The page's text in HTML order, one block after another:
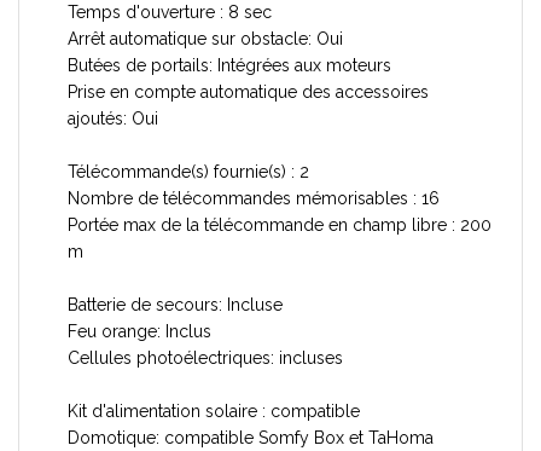
Temps d'ouverture : 8 sec
Arrêt automatique sur obstacle: Oui
Butées de portails: Intégrées aux moteurs
Prise en compte automatique des accessoires
ajoutés: Oui
Télécommande(s) fournie(s) : 2
Nombre de télécommandes mémorisables : 16
Portée max de la télécommande en champ libre : 200
m
Batterie de secours: Incluse
Feu orange: Inclus
Cellules photoélectriques: incluses
Kit d'alimentation solaire : compatible
Domotique: compatible Somfy Box et TaHoma